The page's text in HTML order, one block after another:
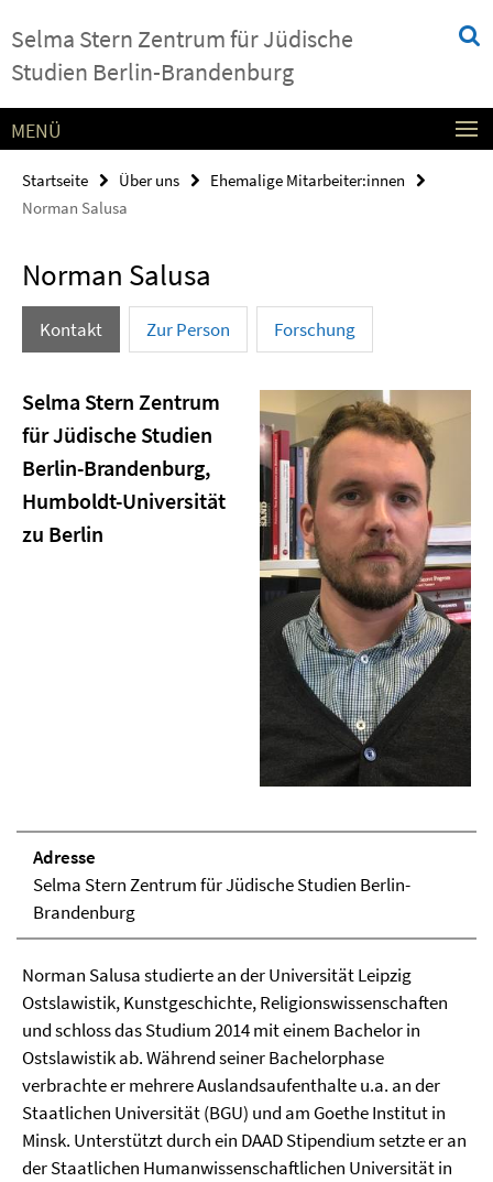
direkt
zu
Selma Stern Zentrum für Jüdische
Studien Berlin-Brandenburg
Service-
Navigation
MENÜ
Startseite Über uns
Ehemalige Mitarbeiter:innen
Norman Salusa
Norman Salusa
Kontakt Zur Person Forschung
Selma Stern Zentrum
für Jüdische Studien
Berlin-Brandenburg,
Humboldt-Universität
zu Berlin
Adresse
Selma Stern Zentrum für Jüdische Studien Berlin-
Brandenburg
Norman Salusa studierte an der Universität Leipzig
Ostslawistik, Kunstgeschichte, Religionswissenschaften
und schloss das Studium 2014 mit einem Bachelor in
Ostslawistik ab. Während seiner Bachelorphase
verbrachte er mehrere Auslandsaufenthalte u.a. an der
Staatlichen Universität (BGU) und am Goethe Institut in
Minsk. Unterstützt durch ein DAAD Stipendium setzte er an
der Staatlichen Humanwissenschaftlichen Universität in